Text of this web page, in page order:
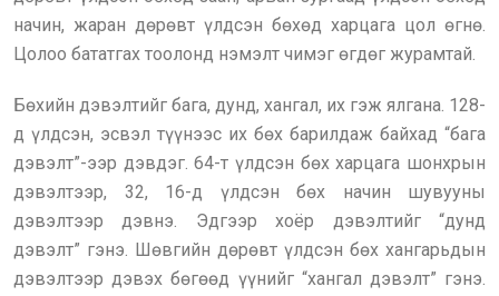
начин, жаран дөрөвт үлдсэн бөхөд харцага цол өгнө.
Цолоо бататгах тоолонд нэмэлт чимэг өгдөг журамтай.
Бөхийн дэвэлтийг бага, дунд, хангал, их гэж ялгана. 128-
д үлдсэн, эсвэл түүнээс их бөх барилдаж байхад “бага
дэвэлт”-ээр дэвдэг. 64-т үлдсэн бөх харцага шонхрын
дэвэлтээр, 32, 16-д үлдсэн бөх начин шувууны
дэвэлтээр дэвнэ. Эдгээр хоёр дэвэлтийг “дунд
дэвэлт” гэнэ. Шөвгийн дөрөвт үлдсэн бөх хангарьдын
дэвэлтээр дэвэх бөгөөд үүнийг “хангал дэвэлт” гэнэ.